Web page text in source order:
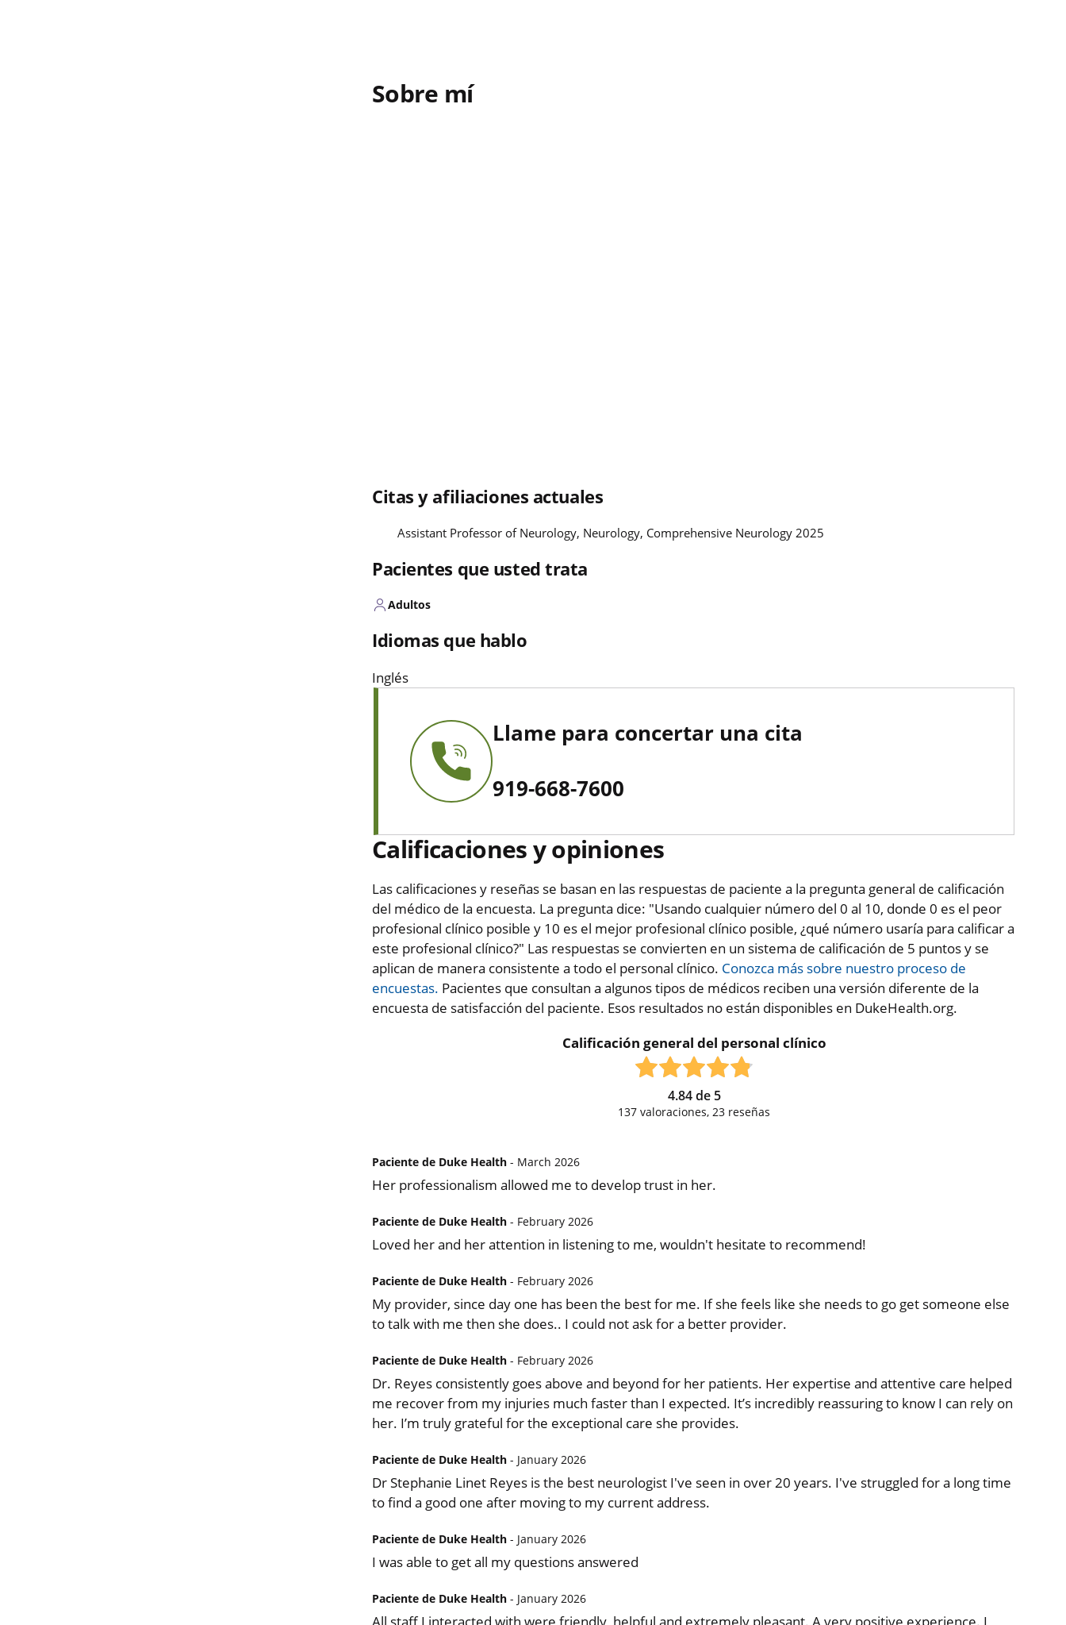
Sobre mí
Citas y afiliaciones actuales
Assistant Professor of Neurology, Neurology, Comprehensive Neurology 2025
Pacientes que usted trata
Adultos
Idiomas que hablo
Inglés
Llame para concertar una cita
919-668-7600
Calificaciones y opiniones
Las calificaciones y reseñas se basan en las respuestas de paciente a la pregunta general de calificación
del médico de la encuesta. La pregunta dice: "Usando cualquier número del 0 al 10, donde 0 es el peor
profesional clínico posible y 10 es el mejor profesional clínico posible, ¿qué número usaría para calificar a
este profesional clínico?" Las respuestas se convierten en un sistema de calificación de 5 puntos y se
aplican de manera consistente a todo el personal clínico. Conozca más sobre nuestro proceso de
encuestas. Pacientes que consultan a algunos tipos de médicos reciben una versión diferente de la
encuesta de satisfacción del paciente. Esos resultados no están disponibles en DukeHealth.org.
Calificación general del personal clínico
4.84de 5
137 valoraciones, 23 reseñas
Paciente de Duke Health - March 2026
Her professionalism allowed me to develop trust in her.
Paciente de Duke Health - February 2026
Loved her and her attention in listening to me, wouldn't hesitate to recommend!
Paciente de Duke Health - February 2026
My provider, since day one has been the best for me. If she feels like she needs to go get someone else
to talk with me then she does.. I could not ask for a better provider.
Paciente de Duke Health - February 2026
Dr. Reyes consistently goes above and beyond for her patients. Her expertise and attentive care helped
me recover from my injuries much faster than I expected. It’s incredibly reassuring to know I can rely on
her. I’m truly grateful for the exceptional care she provides.
Paciente de Duke Health - January 2026
Dr Stephanie Linet Reyes is the best neurologist I've seen in over 20 years. I've struggled for a long time
to find a good one after moving to my current address.
Paciente de Duke Health - January 2026
I was able to get all my questions answered
Paciente de Duke Health - January 2026